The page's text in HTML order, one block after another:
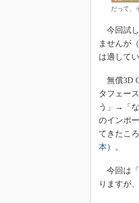
だって、
今回試し
ませんが
は適して
無償3D
タフェー
う」→「
のインポ
てきたこ
本）。
今回は「
りますが